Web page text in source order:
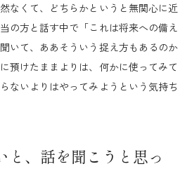
なくて、どちらかというと無関心に近
の方と話す中で「これは将来への備え
いて、ああそういう捉え方もあるのか
預けたままよりは、何かに使ってみて
ないよりはやってみようという気持ち
と、話を聞こうと思っ